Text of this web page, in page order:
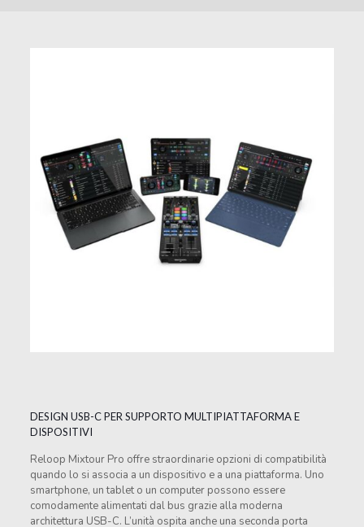
DESIGN USB-C PER SUPPORTO MULTIPIATTAFORMA E
DISPOSITIVI
Reloop Mixtour Pro offre straordinarie opzioni di compatibilità
quando lo si associa a un dispositivo e a una piattaforma. Uno
smartphone, un tablet o un computer possono essere
comodamente alimentati dal bus grazie alla moderna
architettura USB-C. L’unità ospita anche una seconda porta